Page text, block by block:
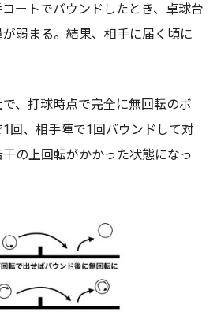
ートでバウンドしたとき、卓球台
弱まる。結果、相手に届く頃に
、打球時点で完全に無回転のボ
回、相手陣で1回バウンドして対
の上回転がかかった状態になっ